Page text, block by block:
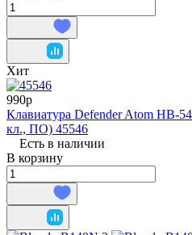
Хит
990р
Клавиатура Defender Atom HB-
кл., ПО) 45546
Есть в наличии
В корзину